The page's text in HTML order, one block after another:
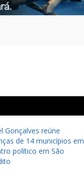
Gonçalves reúne
de 14 municípios em
político em São